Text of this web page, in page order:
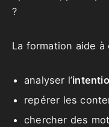
?
La formation aide
analyser l’
repérer les
chercher des